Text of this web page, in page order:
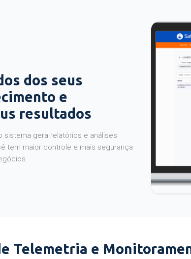
dos seus
e
resultados
gera relatórios e análises
tem maior controle e mais segurança
Telemetria e